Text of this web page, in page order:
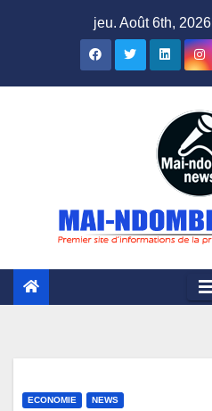
jeu. Août 6th, 2026
ECONOMIE NEWS